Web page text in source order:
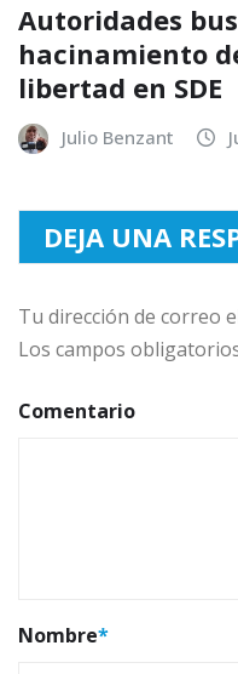
Autoridades
hacinamiento
libertad en SDE
Julio Benzant
DEJA UNA
Tu dirección de correo
Los campos
Comentario
Nombre*